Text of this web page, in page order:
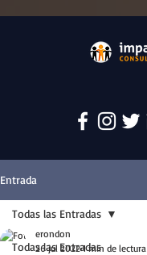
Entrada
Todas las Entradas
Todas las Entradas
erondon
26 jul 2022 1 min de lectura